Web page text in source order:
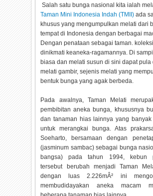
Salah satu bunga nasional kita ialah
Taman Mini Indonesia Indah (TMII) ada
khusus yang mengumpulkan melati dari
tempat di Indonesia dengan berbagai
Dengan penataan sebagai taman.
dinikmati keaneka-ragamannya. Di
biasa dan melati susun di sini dapat pula
melati gambir, sejenis melati yang
bentuk bunga yang agak berbeda.
Pada awalnya, Taman Melati
pembibitan aneka bunga, khususnya
dan tanaman hias lainnya yang banyak
untuk merangkai bunga. Atas
Soeharto, bersamaan dengan
(jasminum sambac) sebagai bunga
bangsa) pada tahun 1994, kebun
tersebut berubah menjadi Taman
dengan luas 2.226mÂ² ini
membudidayakan aneka macam